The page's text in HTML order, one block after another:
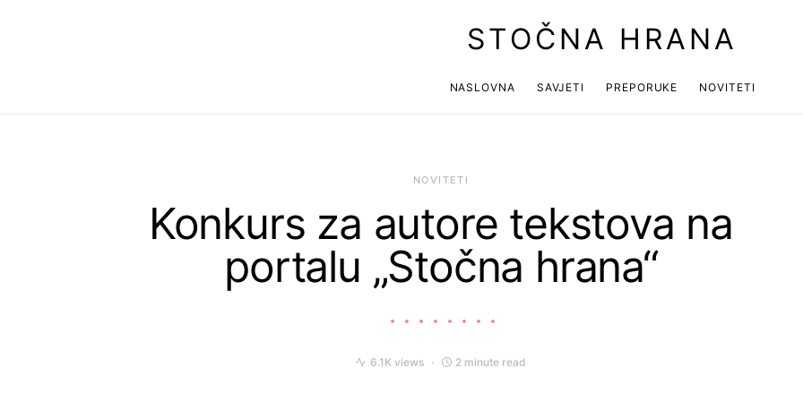
STOČNA HRANA
NASLOVNA SAVJETI PREPORUKE NOVITETI
NOVITETI
Konkurs za autore tekstova na
portalu „Stočna hrana“
6.1K views 2 minute read